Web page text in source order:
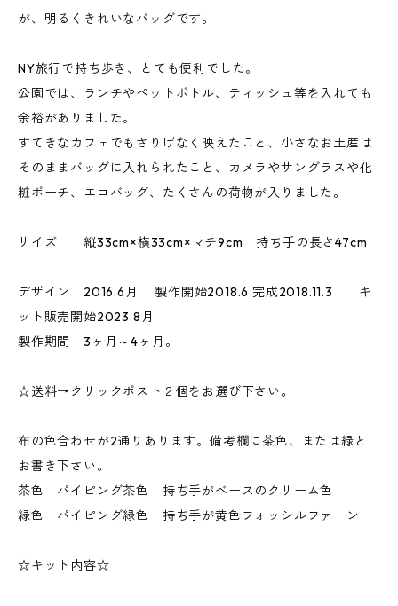
が、明るくきれいなバッグです。
NY旅行で持ち歩き、とても便利でした。
公園では、ランチやペットボトル、ティッシュ等を入れても
余裕がありました。
すてきなカフェでもさりげなく映えたこと、小さなお土産は
そのままバッグに入れられたこと、カメラやサングラスや化
粧ポーチ、エコバッグ、たくさんの荷物が入りました。
サイズ 縦33cm×横33cm×マチ9cm 持ち手の長さ47cm
デザイン 2016.6月 製作開始2018.6 完成2018.11.3 キ
ット販売開始2023.8月
製作期間 3ヶ月～4ヶ月。
☆送料→クリックポスト２個をお選び下さい。
布の色合わせが2通りあります。備考欄に茶色、または緑と
お書き下さい。
茶色 パイピング茶色 持ち手がベースのクリーム色
緑色 パイピング緑色 持ち手が黄色フォッシルファーン
☆キット内容☆